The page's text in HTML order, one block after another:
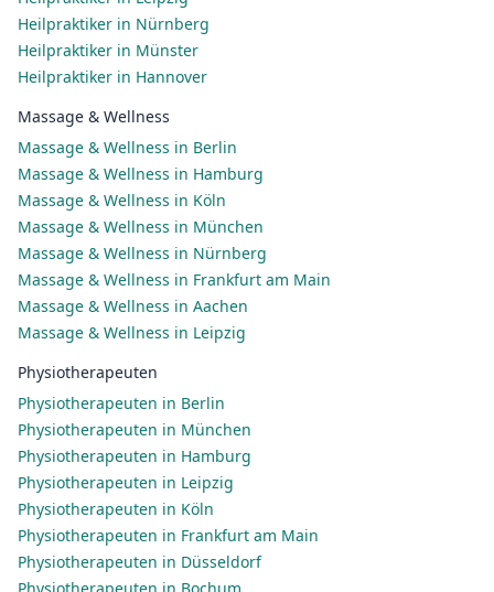
Heilpraktiker in Nürnberg
Heilpraktiker in Münster
Heilpraktiker in Hannover
Massage & Wellness
Massage & Wellness in Berlin
Massage & Wellness in Hamburg
Massage & Wellness in Köln
Massage & Wellness in München
Massage & Wellness in Nürnberg
Massage & Wellness in Frankfurt am Main
Massage & Wellness in Aachen
Massage & Wellness in Leipzig
Physiotherapeuten
Physiotherapeuten in Berlin
Physiotherapeuten in München
Physiotherapeuten in Hamburg
Physiotherapeuten in Leipzig
Physiotherapeuten in Köln
Physiotherapeuten in Frankfurt am Main
Physiotherapeuten in Düsseldorf